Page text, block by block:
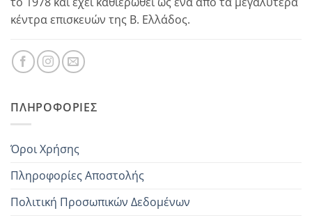
κέντρα επισκευών της Β. Ελλάδος.
ΠΛΗΡΟΦΟΡΊΕΣ
Όροι Χρήσης
Πληροφορίες Αποστολής
Πολιτική Προσωπικών Δεδομένων